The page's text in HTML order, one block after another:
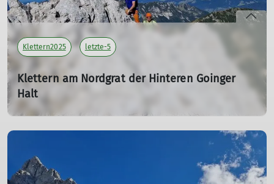
Klettern2025 letzte-5
Klettern am Nordgrat der Hinteren Goinger
Halt
13.09.2025
Tourenleiter: Reyser Manfred
mehr erfahren